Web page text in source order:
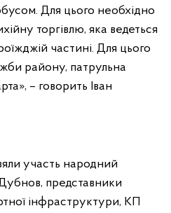
Для цього необхідно
торгівлю, яка ведеться
частині. Для цього
району, патрульна
– говорить Іван
участь народний
представники
інфраструктури, КП